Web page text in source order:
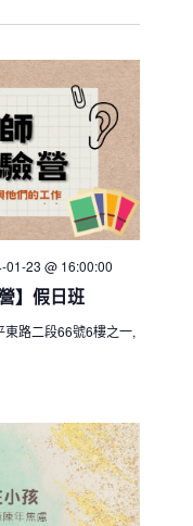
】假日班
01-23 @ 16:00:00
東路二段66號6樓之一,